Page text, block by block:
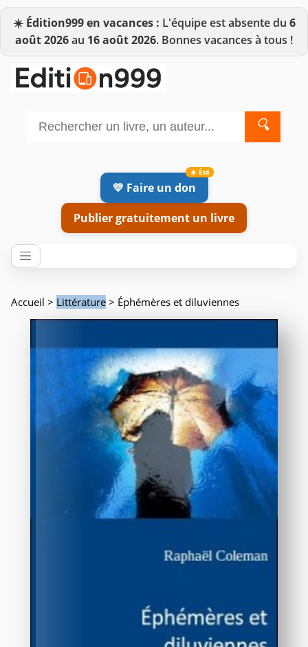
☀️ Édition999 en vacances : L'équipe est absente du 6
août 2026au 16 août 2026. Bonnes vacances à tous !
🔍
💛 Faire un don
Publier gratuitement un livre
Accueil > Littérature > Éphémères et diluviennes